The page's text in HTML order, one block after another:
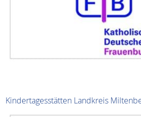
Kindertagesstätten Landkreis